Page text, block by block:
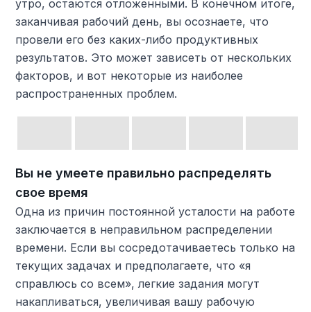
утро, остаются отложенными. В конечном итоге,
заканчивая рабочий день, вы осознаете, что
провели его без каких-либо продуктивных
результатов. Это может зависеть от нескольких
факторов, и вот некоторые из наиболее
распространенных проблем.
Вы не умеете правильно распределять
свое время
Одна из причин постоянной усталости на работе
заключается в неправильном распределении
времени. Если вы сосредотачиваетесь только на
текущих задачах и предполагаете, что «я
справлюсь со всем», легкие задания могут
накапливаться, увеличивая вашу рабочую